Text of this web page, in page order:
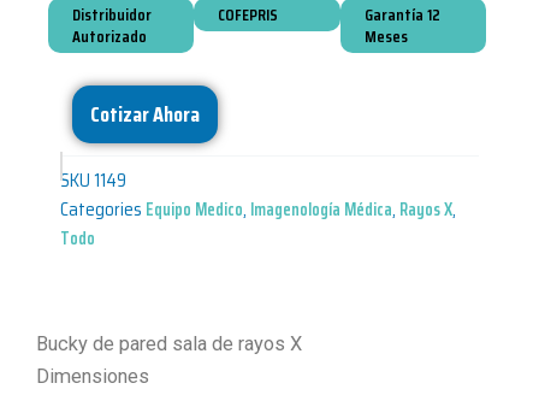
Distribuidor
Autorizado
COFEPRIS
Garantía 12
Meses
Cotizar Ahora
SKU1149
Categories Equipo Medico, Imagenología Médica, Rayos X,
Todo
Bucky de pared sala de rayos X
Dimensiones